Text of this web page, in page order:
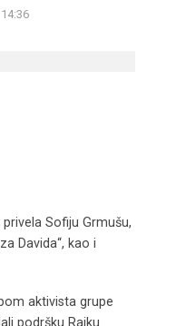
Sofiju Grmušu,
Davida“, kao i
aktivista grupe
podršku Rajku